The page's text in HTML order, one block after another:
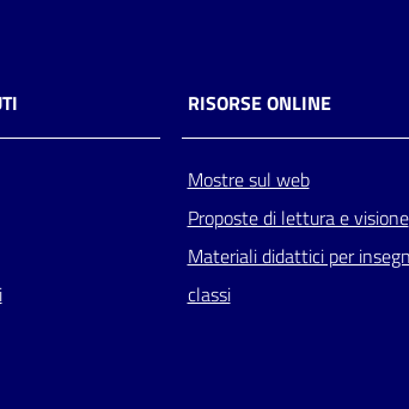
RISORSE ONLINE
Mostre sul web
Proposte di lettura e visione
Materiali didattici per
classi